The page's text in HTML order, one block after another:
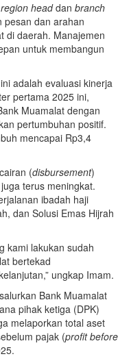
region headdan branch
dan arahan
di daerah. Manajemen
untuk membangun
adalah evaluasi kinerja
pertama 2025 ini,
Muamalat dengan
pertumbuhan positif.
mencapai Rp3,4
(disbursement)
terus meningkat.
ibadah haji
dan Solusi Emas Hijrah
kami lakukan sudah
bertekad
ungkap Imam.
Bank Muamalat
pihak ketiga (DPK)
melaporkan total aset
pajak (profit before